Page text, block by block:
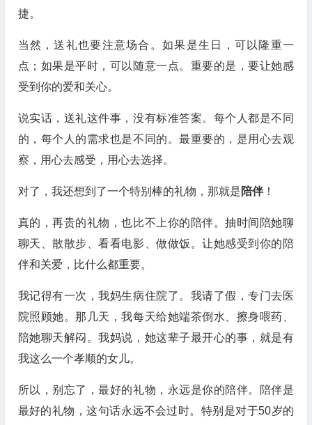
捷。
当然，送礼也要注意场合。如果是生日，可以隆重一
点；如果是平时，可以随意一点。重要的是，要让她感
受到你的爱和关心。
说实话，送礼这件事，没有标准答案。每个人都是不同
的，每个人的需求也是不同的。最重要的，是用心去观
察，用心去感受，用心去选择。
对了，我还想到了一个特别棒的礼物，那就是陪伴！
真的，再贵的礼物，也比不上你的陪伴。抽时间陪她聊
聊天、散散步、看看电影、做做饭。让她感受到你的陪
伴和关爱，比什么都重要。
我记得有一次，我妈生病住院了。我请了假，专门去医
院照顾她。那几天，我每天给她端茶倒水、擦身喂药、
陪她聊天解闷。我妈说，她这辈子最开心的事，就是有
我这么一个孝顺的女儿。
所以，别忘了，最好的礼物，永远是你的陪伴。陪伴是
最好的礼物，这句话永远不会过时。特别是对于50岁的